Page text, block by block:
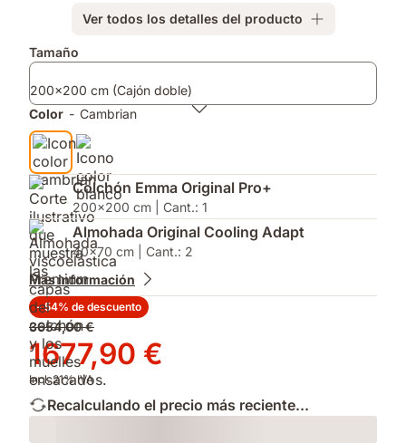
capacidad
almacenaje
apertura
sin
esfuerzo.
la
que
reduce
alérgenos¹
para
durmientes
sensibles.
Almohadas
Cooling
Ver todos los detalles del producto
Complementos
Tamaño
200x200 cm (Cajón doble)
Color - Cambrian
Colchón Emma Original Pro+
200x200 cm | Cant.: 1
Almohada Original Cooling Adapt
40x70 cm | Cant.: 2
Más información
- 54% de descuento
Precio
original
3654,00 €
3654,00 €
Precio
1677,90 €
1677,90 €
Incl. 21% IVA
Recalculando el precio más reciente...